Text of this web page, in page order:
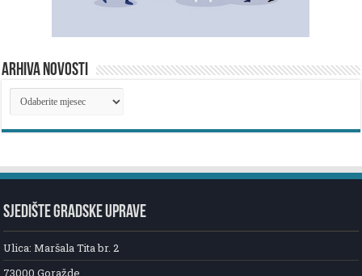
ARHIVA NOVOSTI
ARHIVA
NOVOSTI
SJEDIŠTE GRADSKE UPRAVE
Ulica: Maršala Tita br. 2
73000 Goražde